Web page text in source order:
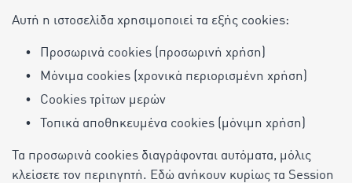
Αυτή η ιστοσελίδα χρησιμοποιεί τα εξής cookies:
Προσωρινά cookies (προσωρινή χρήση)
Μόνιμα cookies (χρονικά περιορισμένη χρήση)
Cookies τρίτων μερών
Τοπικά αποθηκευμένα cookies (μόνιμη χρήση)
Τα προσωρινά cookies διαγράφονται αυτόματα, μόλις
κλείσετε τον περιηγητή. Εδώ ανήκουν κυρίως τα Session